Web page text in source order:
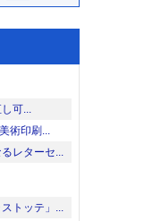
可...
術印刷...
レターセ...
トッテ」...